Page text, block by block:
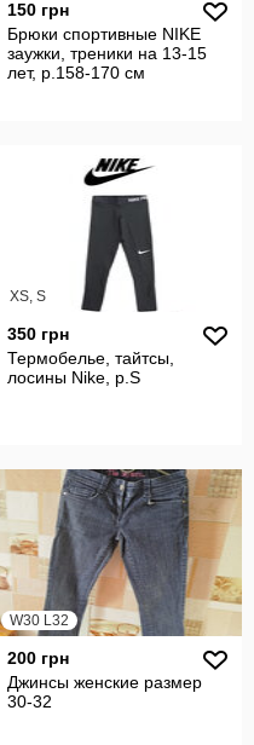
150 грн
Брюки спортивные NIKE
заужки, треники на 13-15
лет, р.158-170 см
XS, S
350 грн
Термобелье, тайтсы,
лосины Nike, р.S
W30 L32
200 грн
Джинсы женские размер
30-32